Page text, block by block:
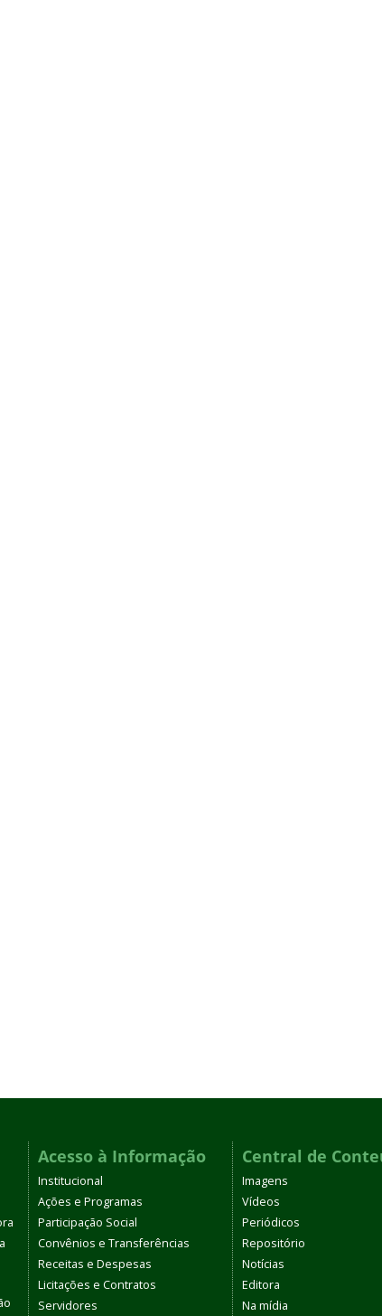
Acesso à Informação
Institucional
Ações e Programas
Participação Social
Convênios e Transferências
Receitas e Despesas
Licitações e Contratos
Servidores
Central de
Imagens
Vídeos
Periódicos
Repositório
Notícias
Editora
Na mídia